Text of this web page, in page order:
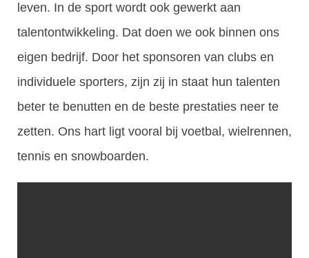
leven. In de sport wordt ook gewerkt aan
talentontwikkeling. Dat doen we ook binnen ons
eigen bedrijf. Door het sponsoren van clubs en
individuele sporters, zijn zij in staat hun talenten
beter te benutten en de beste prestaties neer te
zetten. Ons hart ligt vooral bij voetbal, wielrennen,
tennis en snowboarden.